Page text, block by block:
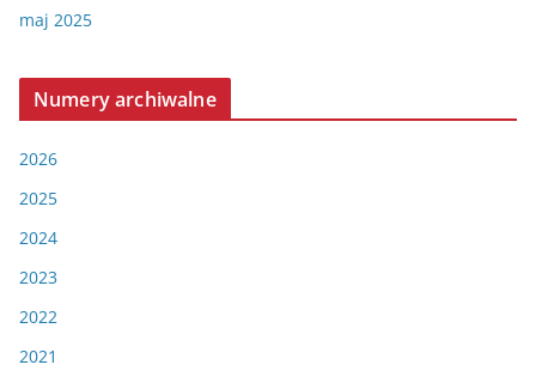
maj 2025
Numery archiwalne
2026
2025
2024
2023
2022
2021